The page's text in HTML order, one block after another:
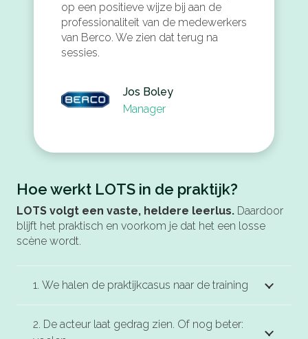
op een positieve wijze bij aan de
professionaliteit van de medewerkers
van Berco. We zien dat terug na
sessies.
Jos Boley
Manager
Hoe werkt LOTS in de praktijk?
LOTS volgt een vaste, heldere leerlus. Daardoor
blijft het praktisch en voorkom je dat het een losse
scène wordt.
1. We halen de praktijkcasus naar de training
2. De acteur laat gedrag zien. Of nog beter: